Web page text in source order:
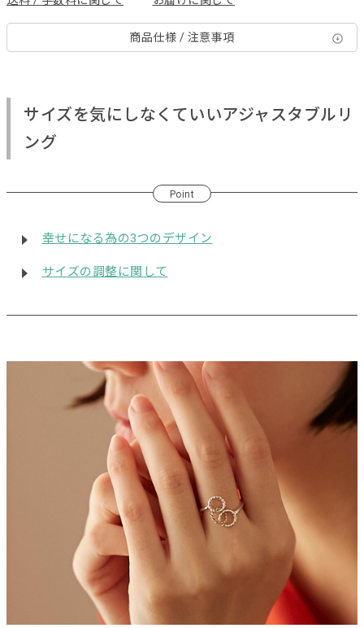
商品仕様 / 注意事項
サイズを気にしなくていいアジャスタブルリ
ング
Point
幸せになる為の3つのデザイン
サイズの調整に関して